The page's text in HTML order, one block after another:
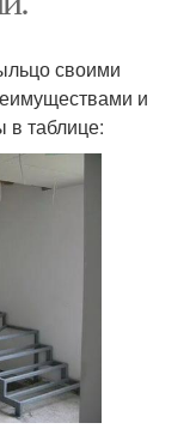
своими
и
в таблице: